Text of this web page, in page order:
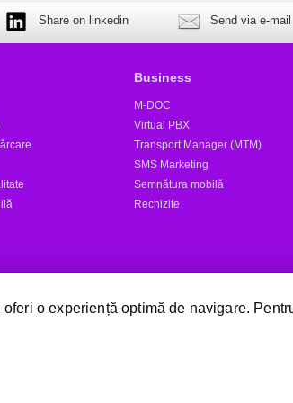
Share on linkedin Send via e-mail
Business
M-DOC
Virtual PBX
Transport Manager (MTM)
SMS Marketing
Semnătura mobilă
Rechizite
o experiență optimă de navigare.